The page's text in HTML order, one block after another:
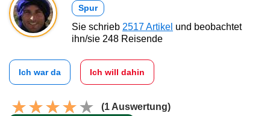
Spur
Sie schrieb 2517 Artikel und beobachtet
ihn/sie 248 Reisende
Ich war da Ich will dahin
(1 Auswertung)